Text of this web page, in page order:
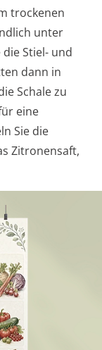
trockenen
unter
Stiel- und
dann in
Schale zu
eine
Sie die
Zitronensaft,